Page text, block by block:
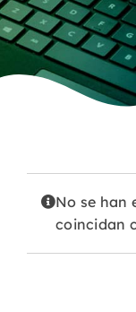
No se han
coincidan